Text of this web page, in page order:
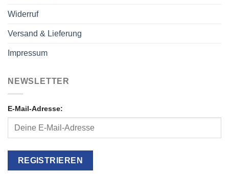
Widerruf
Versand & Lieferung
Impressum
NEWSLETTER
E-Mail-Adresse: